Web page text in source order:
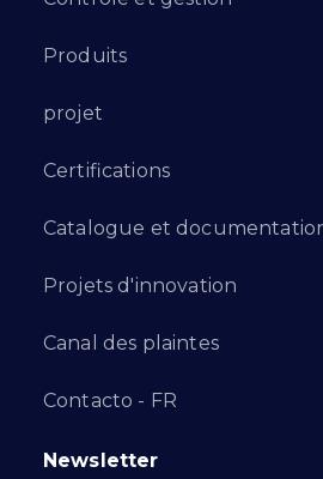
Produits
projet
Certifications
Catalogue et
Projets d'innovation
Canal des plaintes
Contacto - FR
Newsletter